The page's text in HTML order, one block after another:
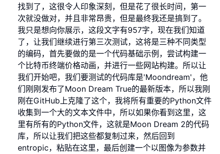
找到了，这很令人印象深刻，但是花了很长时间，第一
次就没做对，并且非常昂贵，但是最终我还是搞到了。
我只是想向你展示，这段文字有957字，现在我们知道
了，让我们继续进行第三次测试，这将是三种不同类型
的编码，首先要做的是一个代码基础示例，尝试构建一
个比特币终端价格动画，并进行一些网站构建。所以让
我们开始吧，我们要测试的代码库是'Moondream'，他
们刚刚发布了Moon Dream True的最新版本，所以我刚
刚在GitHub上克隆了这个，我将所有重要的Python文件
收集到一个大的文本文件中，所以如果你看到这里，这
里有所有的Python文件，这就是Moon Dream 2的代码
库，所以让我们把这些都复制过来，然后回到
entropic，粘贴在这里，最后创建一个以图像为参数并